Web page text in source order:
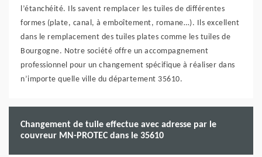
l’étanchéité. Ils savent remplacer les tuiles de différentes
formes (plate, canal, à emboîtement, romane…). Ils excellent
dans le remplacement des tuiles plates comme les tuiles de
Bourgogne. Notre société offre un accompagnement
professionnel pour un changement spécifique à réaliser dans
n’importe quelle ville du département 35610.
Changement de tuile effectue avec adresse par le
couvreur MN-PROTEC dans le 35610